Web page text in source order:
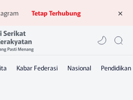
Tetap Terhubung